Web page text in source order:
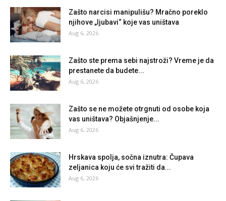
Zašto narcisi manipulišu? Mračno poreklo
njihove „ljubavi“ koje vas uništava
Aug 6, 2026
Zašto ste prema sebi najstroži? Vreme je da
prestanete da budete...
Aug 6, 2026
Zašto se ne možete otrgnuti od osobe koja
vas uništava? Objašnjenje...
Aug 6, 2026
Hrskava spolja, sočna iznutra: Čupava
zeljanica koju će svi tražiti da...
Aug 6, 2026